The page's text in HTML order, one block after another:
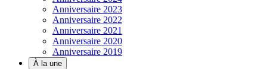
Anniversaire 2023
Anniversaire 2022
Anniversaire 2021
Anniversaire 2020
Anniversaire 2019
À la une